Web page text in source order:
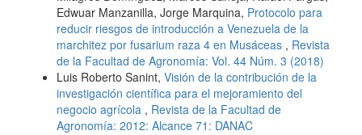
Edwuar Manzanilla, Jorge Marquina, Protocolo para
reducir riesgos de introducción a Venezuela de la
marchitez por fusarium raza 4 en Musáceas , Revista
de la Facultad de Agronomía: Vol. 44 Núm. 3 (2018)
Luis Roberto Sanint, Visión de la contribución de la
investigación científica para el mejoramiento del
negocio agrícola , Revista de la Facultad de
Agronomía: 2012: Alcance 71: DANAC